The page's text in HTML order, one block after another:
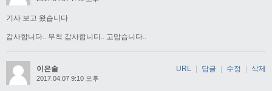
기사 보고 왔습니다
감사합니다.. 무척 감사합니디.. 고맙습니다..
이은솔
2017.04.07 9:10 오후
URL | 답글 | 수정 | 삭제